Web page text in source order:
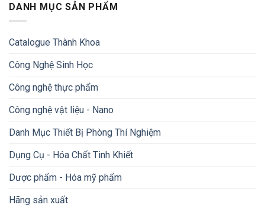
DANH MỤC SẢN PHẨM
Catalogue Thành Khoa
Công Nghệ Sinh Học
Công nghệ thực phẩm
Công nghệ vật liệu - Nano
Danh Mục Thiết Bị Phòng Thí Nghiệm
Dụng Cụ - Hóa Chất Tinh Khiết
Dược phẩm - Hóa mỹ phẩm
Hãng sản xuất